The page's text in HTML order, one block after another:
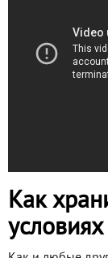
Как
условиях